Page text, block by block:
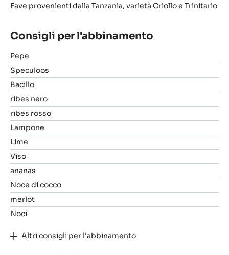
Fave provenienti dalla Tanzania, varietà Criollo e Trinitario
Consigli per l'abbinamento
Pepe
Speculoos
Bacillo
ribes nero
ribes rosso
Lampone
Lime
Viso
ananas
Noce di cocco
merlot
Noci
Altri consigli per l'abbinamento